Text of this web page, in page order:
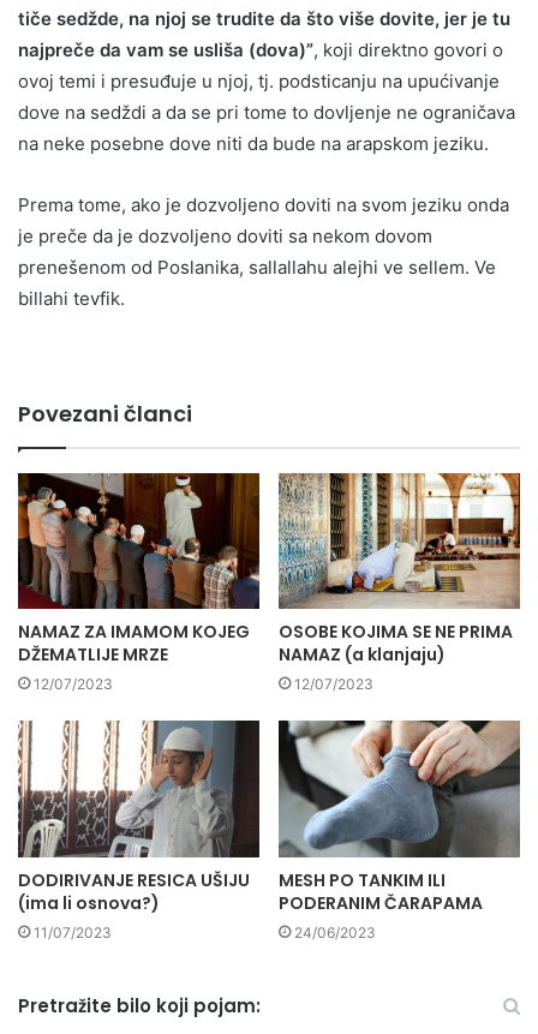
tiče sedžde, na njoj se trudite da što više dovite, jer je tu
najpreče da vam se usliša (dova)”, koji direktno govori o
ovoj temi i presuđuje u njoj, tj. podsticanju na upućivanje
dove na sedždi a da se pri tome to dovljenje ne ograničava
na neke posebne dove niti da bude na arapskom jeziku.
Prema tome, ako je dozvoljeno doviti na svom jeziku onda
je preče da je dozvoljeno doviti sa nekom dovom
prenešenom od Poslanika, sallallahu alejhi ve sellem. Ve
billahi tevfik.
Povezani članci
NAMAZ ZA IMAMOM KOJEG
DŽEMATLIJE MRZE
12/07/2023
OSOBE KOJIMA SE NE PRIMA
NAMAZ (a klanjaju)
12/07/2023
DODIRIVANJE RESICA UŠIJU
(ima li osnova?)
11/07/2023
MESH PO TANKIM ILI
PODERANIM ČARAPAMA
24/06/2023
Pretražite bilo koji pojam: